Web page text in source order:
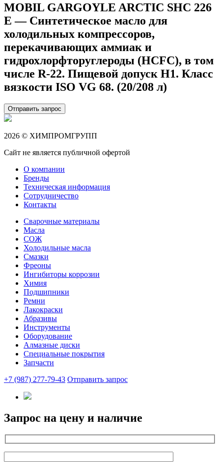
MOBIL GARGOYLE ARCTIC SHC 226
E — Синтетическое масло для
холодильных компрессоров,
перекачивающих аммиак и
гидрохлорфторуглероды (HCFC), в том
числе R-22. Пищевой допуск H1. Класс
вязкости ISO VG 68. (20/208 л)
Отправить запрос
2026 © ХИМПРОМГРУПП
Сайт не является публичной офертой
О компании
Бренды
Техническая информация
Сотрудничество
Контакты
Сварочные материалы
Масла
СОЖ
Холодильные масла
Смазки
Фреоны
Ингибиторы коррозии
Химия
Подшипники
Ремни
Лакокраски
Абразивы
Инструменты
Оборудование
Алмазные диски
Специальные покрытия
Запчасти
+7 (987) 277-79-43 Отправить запрос
Запрос на цену и наличие